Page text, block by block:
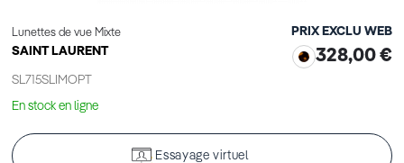
Lunettes de vue Mixte
SAINT LAURENT
SL715SLIMOPT
PRIX EXCLU WEB
328,00 €
En stock en ligne
Essayage virtuel